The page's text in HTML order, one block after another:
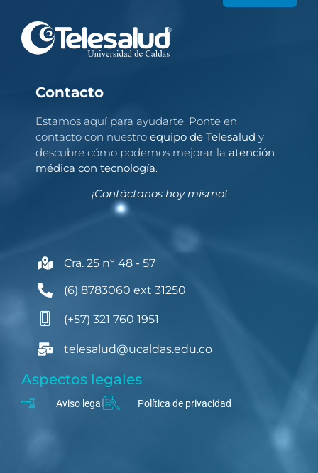
Contacto
Estamos aquí para ayudarte. Ponte en
contacto con nuestro equipo de Telesalud y
descubre cómo podemos mejorar la atención
médica con tecnología.
¡Contáctanos hoy mismo!
Cra. 25 nº 48 - 57
(6) 8783060 ext 31250
(+57) 321 760 1951
telesalud@ucaldas.edu.co
Aspectos legales
Aviso legal Política de privacidad